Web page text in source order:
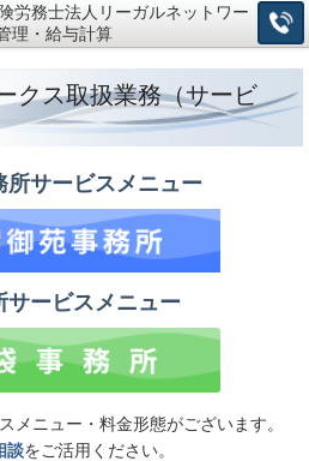
労務士法人リーガルネットワー
理・給与計算
クス取扱業務（サービ
所サービスメニュー
サービスメニュー
メニュー・料金形態がございます。
談をご活用ください。